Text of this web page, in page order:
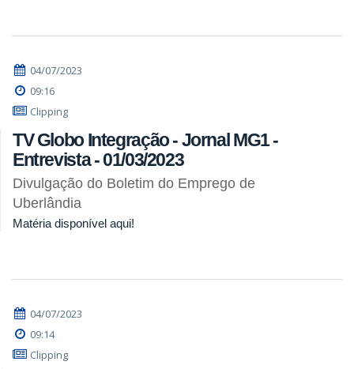
04/07/2023
09:16
Clipping
TV Globo Integração - Jornal MG1 -
Entrevista - 01/03/2023
Divulgação do Boletim do Emprego de
Uberlândia
Matéria disponível aqui!
04/07/2023
09:14
Clipping